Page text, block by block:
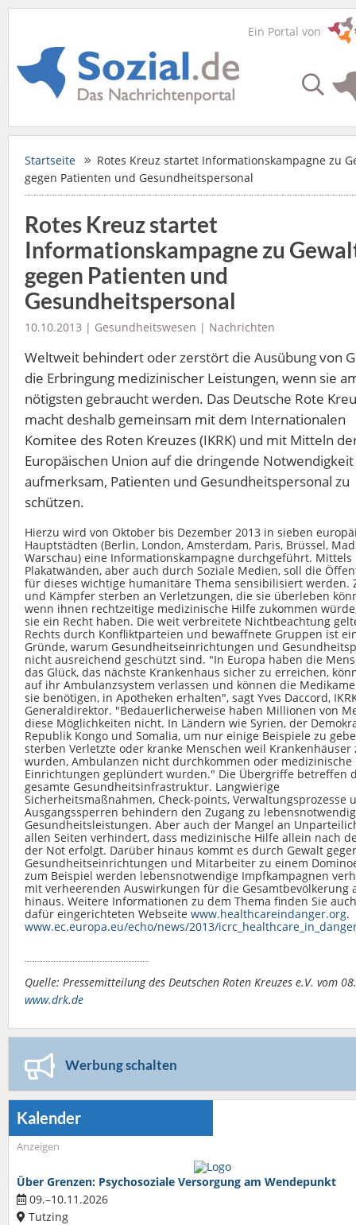
Ein Portal von
Startseite
Rotes Kreuz startet Informationskampagne zu
gegen Patienten und Gesundheitspersonal
Rotes Kreuz startet
Informationskampagne zu
gegen Patienten und
Gesundheitspersonal
10.10.2013 | Gesundheitswesen | Nachrichten
Weltweit behindert oder zerstört die Ausübung von
die Erbringung medizinischer Leistungen, wenn sie
nötigsten gebraucht werden. Das Deutsche Rote
macht deshalb gemeinsam mit dem Internationalen
Komitee des Roten Kreuzes (IKRK) und mit Mitteln
Europäischen Union auf die dringende Notwendigkeit
aufmerksam, Patienten und Gesundheitspersonal zu
schützen.
Hierzu wird von Oktober bis Dezember 2013 in sieben
Hauptstädten (Berlin, London, Amsterdam, Paris, Brüssel,
Warschau) eine Informationskampagne durchgeführt. Mittels
Plakatwänden, aber auch durch Soziale Medien, soll die
für dieses wichtige humanitäre Thema sensibilisiert werden.
und Kämpfer sterben an Verletzungen, die sie überleben
wenn ihnen rechtzeitige medizinische Hilfe zukommen
sie ein Recht haben. Die weit verbreitete Nichtbeachtung
Rechts durch Konfliktparteien und bewaffnete Gruppen ist
Gründe, warum Gesundheitseinrichtungen und
nicht ausreichend geschützt sind. "In Europa haben die
das Glück, das nächste Krankenhaus sicher zu erreichen,
auf ihr Ambulanzsystem verlassen und können die
sie benötigen, in Apotheken erhalten", sagt Yves Daccord,
Generaldirektor. "Bedauerlicherweise haben Millionen von
diese Möglichkeiten nicht. In Ländern wie Syrien, der
Republik Kongo und Somalia, um nur einige Beispiele zu
sterben Verletzte oder kranke Menschen weil Krankenhäuser
wurden, Ambulanzen nicht durchkommen oder medizinische
Einrichtungen geplündert wurden." Die Übergriffe betreffen
gesamte Gesundheitsinfrastruktur. Langwierige
Sicherheitsmaßnahmen, Check-points, Verwaltungsprozesse
Ausgangssperren behindern den Zugang zu
Gesundheitsleistungen. Aber auch der Mangel an
allen Seiten verhindert, dass medizinische Hilfe allein nach
der Not erfolgt. Darüber hinaus kommt es durch Gewalt
Gesundheitseinrichtungen und Mitarbeiter zu einem
zum Beispiel werden lebensnotwendige Impfkampagnen
mit verheerenden Auswirkungen für die Gesamtbevölkerung
hinaus. Weitere Informationen zu dem Thema finden Sie
dafür eingerichteten Webseite www.healthcareindanger.org.
www.ec.europa.eu/echo/news/2013/
Quelle: Pressemitteilung des Deutschen Roten Kreuzes e.V. vom
www.drk.de
Werbung schalten
Kalender
Anzeigen
Über Grenzen: Psychosoziale Versorgung am Wendepunkt
09.–10.11.2026
Tutzing